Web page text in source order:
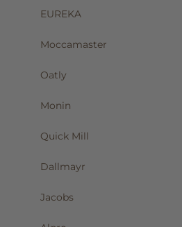
EUREKA
Moccamaster
Oatly
Monin
Quick Mill
Dallmayr
Jacobs